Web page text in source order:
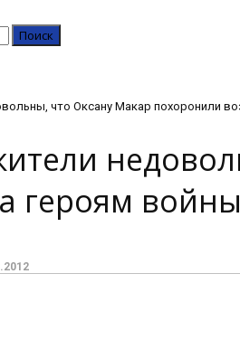
что Оксану Макар похоронили
героям